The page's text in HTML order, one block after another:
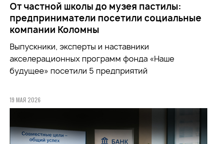
От частной школы до музея пастилы:
предприниматели посетили социальные
компании Коломны
Выпускники, эксперты и наставники
акселерационных программ фонда «Наше
будущее» посетили 5 предприятий
19 МАЯ 2026